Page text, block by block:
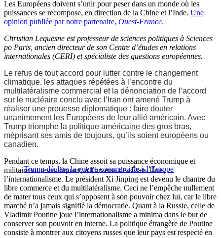
Les Européens doivent s’unir pour peser dans un monde où les
puissances se recompose, en direction de la Chine et l’Inde. Une
opinion publiée par notre partenaire, Ouest-France.
Christian Lequesne est professeur de sciences politiques à Sciences
po Paris, ancien directeur de son Centre d’études en relations
internationales (CERI) et spécialiste des questions européennes.
Le refus de tout accord pour lutter contre le changement
climatique, les attaques répétées à l’encontre du
multilatéralisme commercial et la dénonciation de l’accord
sur le nucléaire conclu avec l’Iran ont amené Trump à
réaliser une prouesse diplomatique : faire douter
unanimement les Européens de leur allié américain. Avec
Trump triomphe la politique américaine des gros bras,
méprisant ses amis de toujours, qu’ils soient européens ou
canadien.
Trump déclare la guerre commerciale à l’Europe
Pendant ce temps, la Chine assoit sa puissance économique et
militaire en revendiquant, à l’inverse des États-Unis,
l’internationalisme. Le président Xi Jinping est devenu le chantre du
libre commerce et du multilatéralisme. Ceci ne l’empêche nullement
de mater tous ceux qui s’opposent à son pouvoir chez lui, car le libre
marché n’a jamais signifié la démocratie. Quant à la Russie, celle de
Vladimir Poutine joue l’internationalisme a minima dans le but de
conserver son pouvoir en interne. La politique étrangère de Poutine
consiste à montrer aux citoyens russes que leur pays est respecté en